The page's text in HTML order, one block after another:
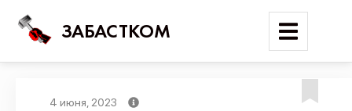
ЗАБАСТКОМ
4 июня, 2023